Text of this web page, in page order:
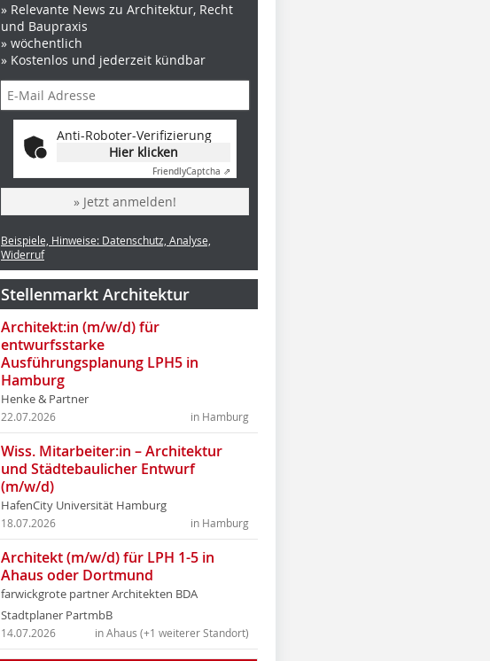
» Relevante News zu Architektur, Recht
und Baupraxis
» wöchentlich
» Kostenlos und jederzeit kündbar
Anti-Roboter-Verifizierung
Hier klicken
FriendlyCaptcha ⇗
» Jetzt anmelden!
Beispiele, Hinweise: Datenschutz, Analyse,
Widerruf
Stellenmarkt Architektur
Architekt:in (m/w/d) für
entwurfsstarke
Ausführungsplanung LPH5 in
Hamburg
Henke & Partner
in Hamburg
22.07.2026
Wiss. Mitarbeiter:in – Architektur
und Städtebaulicher Entwurf
(m/w/d)
HafenCity Universität Hamburg
in Hamburg
18.07.2026
Architekt (m/w/d) für LPH 1-5 in
Ahaus oder Dortmund
farwickgrote partner Architekten BDA
Stadtplaner PartmbB
in Ahaus (+1 weiterer Standort)
14.07.2026